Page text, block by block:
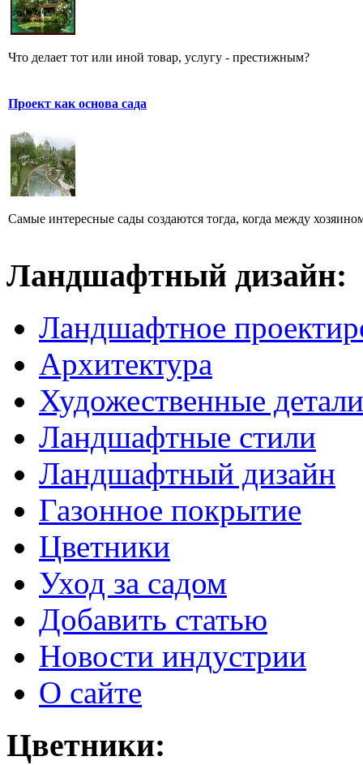
Что делает тот или иной товар, услугу - престижным?
Проект как основа сада
Самые интересные сады создаются тогда, когда между
Ландшафтный дизайн:
Ландшафтное
Архитектура
Художественные детали
Ландшафтные стили
Ландшафтный дизайн
Газонное покрытие
Цветники
Уход за садом
Добавить статью
Новости индустрии
О сайте
Цветники: